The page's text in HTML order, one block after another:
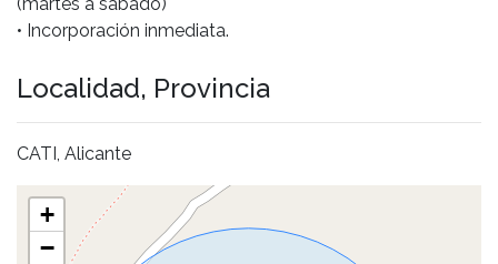
• Incorporación inmediata.
Localidad, Provincia
CATI, Alicante
+
−